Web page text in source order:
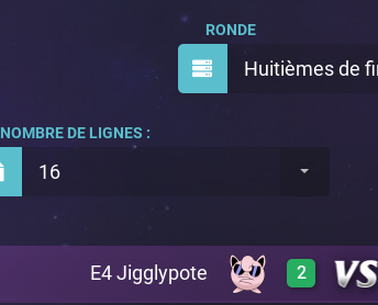
Huitièmes de
RONDE
16
NOMBRE DE LIGNES :
E4 Jigglypote 2